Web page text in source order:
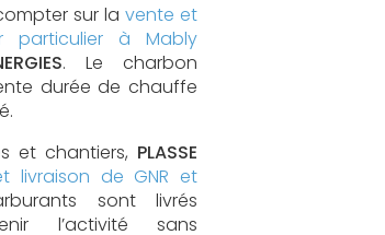
sur la vente et
particulier à Mably
. Le charbon
durée de chauffe
et chantiers, PLASSE
livraison de GNR et
sont livrés
l’activité sans